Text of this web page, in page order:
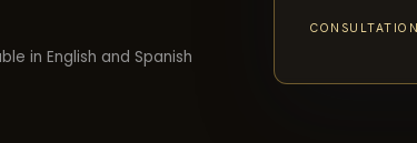
in English and Spanish
CONSULTATION